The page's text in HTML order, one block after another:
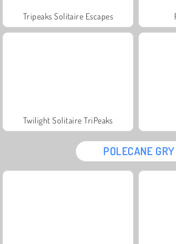
Tripeaks Solitaire Escapes
Twilight Solitaire TriPeaks
POLECANE GRY